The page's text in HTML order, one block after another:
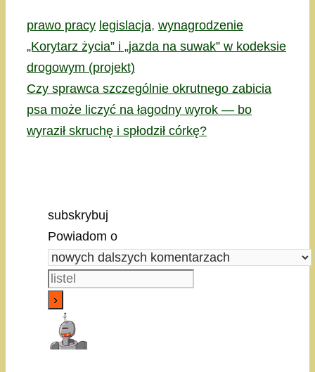
Kategorie
prawo pracy Tagi
legislacja, wynagrodzenie
„Korytarz życia” i „jazda na suwak” w kodeksie
drogowym (projekt)
Czy sprawca szczególnie okrutnego zabicia
psa może liczyć na łagodny wyrok — bo
wyraził skruchę i spłodził córkę?
subskrybuj
Powiadom o